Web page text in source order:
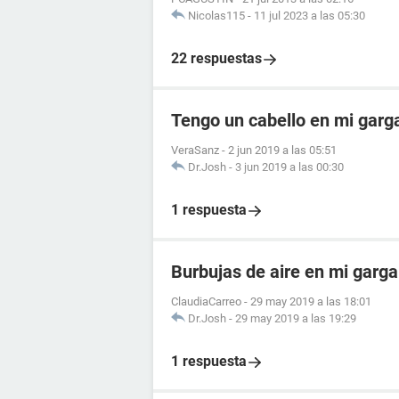
Nicolas115 - 11 jul 2023 a las 05:30
22 respuestas
Tengo un cabello en mi
VeraSanz - 2 jun 2019 a las 05:51
Dr.Josh - 3 jun 2019 a las 00:30
1 respuesta
Burbujas de aire en mi
ClaudiaCarreo - 29 may 2019 a las 18:01
Dr.Josh - 29 may 2019 a las 19:29
1 respuesta